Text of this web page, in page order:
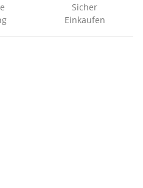
Sicher
Einkaufen